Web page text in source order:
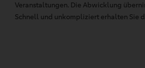
Veranstaltungen. Die Abwicklung
Schnell und unkompliziert erhalten Sie